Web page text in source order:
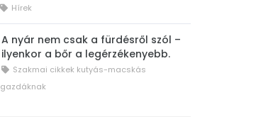
Hírek
A nyár nem csak a fürdésről szól –
ilyenkor a bőr a legérzékenyebb.
Szakmai cikkek kutyás-macskás
gazdáknak